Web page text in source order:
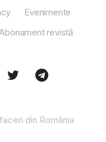
Evenimente
revistă
din România